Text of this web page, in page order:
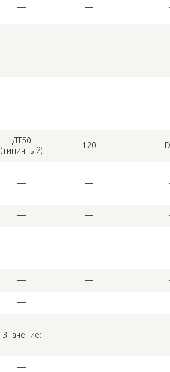
— —
— —
— —
ДТ50
(типичный)
120
— —
— —
— —
— —
—
Значение: —
—